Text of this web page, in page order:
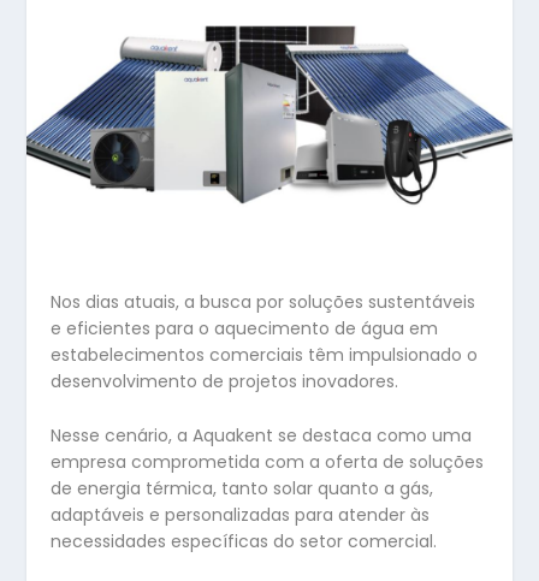
Nos dias atuais, a busca por soluções sustentáveis
e eficientes para o aquecimento de água em
estabelecimentos comerciais têm impulsionado o
desenvolvimento de projetos inovadores.
Nesse cenário, a Aquakent se destaca como uma
empresa comprometida com a oferta de soluções
de energia térmica, tanto solar quanto a gás,
adaptáveis e personalizadas para atender às
necessidades específicas do setor comercial.